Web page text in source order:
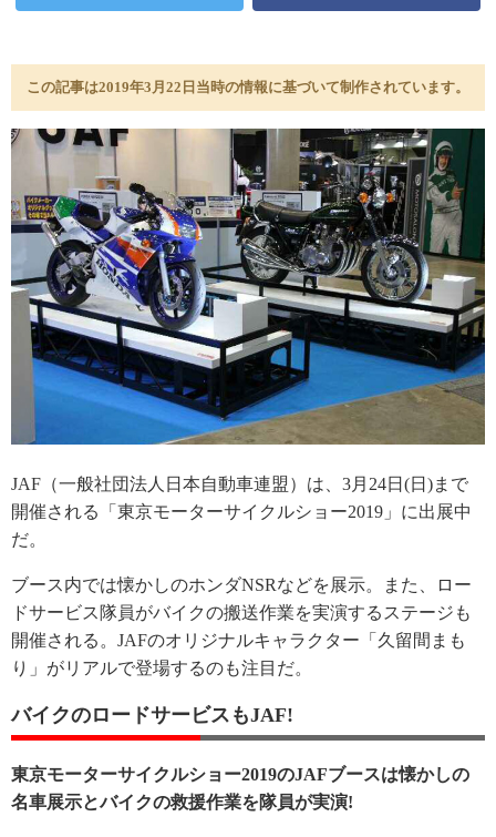
この記事は2019年3月22日当時の情報に基づいて制作されています。
JAF（一般社団法人日本自動車連盟）は、3月24日(日)まで
開催される「東京モーターサイクルショー2019」に出展中
だ。
ブース内では懐かしのホンダNSRなどを展示。また、ロー
ドサービス隊員がバイクの搬送作業を実演するステージも
開催される。JAFのオリジナルキャラクター「久留間まも
り」がリアルで登場するのも注目だ。
バイクのロードサービスもJAF!
東京モーターサイクルショー2019のJAFブースは懐かしの
名車展示とバイクの救援作業を隊員が実演!